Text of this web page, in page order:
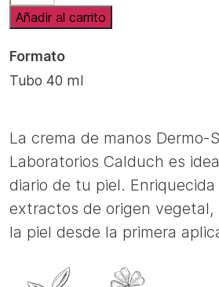
Suavina
Crema
Manos
cantidad
Añadir al carrito
Formato
Tubo 40 ml
La crema de manos Dermo-
Laboratorios Calduch es
diario de tu piel.
extractos de origen
la piel desde la primera